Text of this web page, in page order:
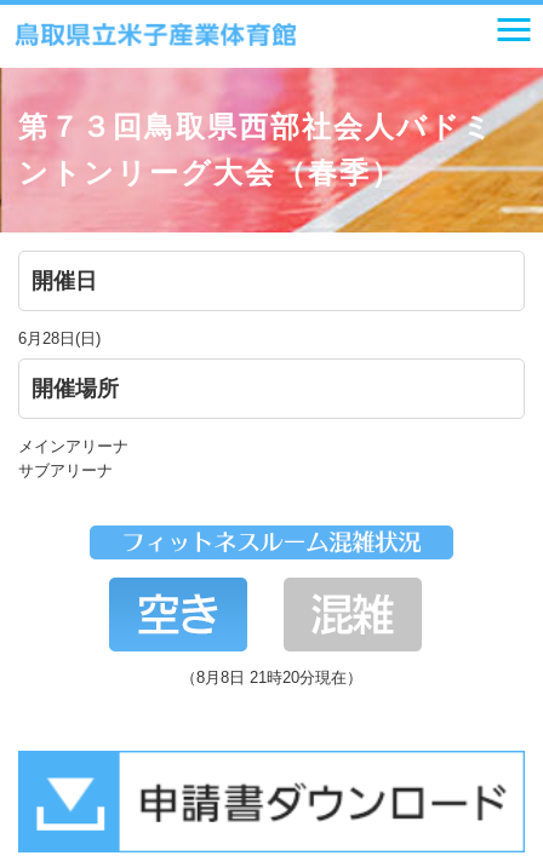
第７３回鳥取県西部社会人バドミ
ントンリーグ大会（春季）
開催日
6月28日(日)
開催場所
メインアリーナ
サブアリーナ
（8月8日 21時20分現在）